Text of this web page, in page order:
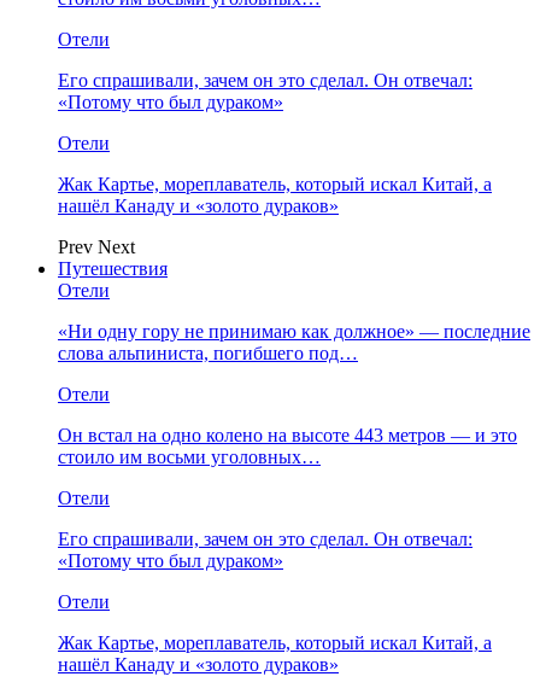
Отели
Его спрашивали, зачем он это сделал. Он отвечал:
«Потому что был дураком»
Отели
Жак Картье, мореплаватель, который искал Китай, а
нашёл Канаду и «золото дураков»
Prev Next
Путешествия
Отели
«Ни одну гору не принимаю как должное» — последние
слова альпиниста, погибшего под…
Отели
Он встал на одно колено на высоте 443 метров — и это
стоило им восьми уголовных…
Отели
Его спрашивали, зачем он это сделал. Он отвечал:
«Потому что был дураком»
Отели
Жак Картье, мореплаватель, который искал Китай, а
нашёл Канаду и «золото дураков»